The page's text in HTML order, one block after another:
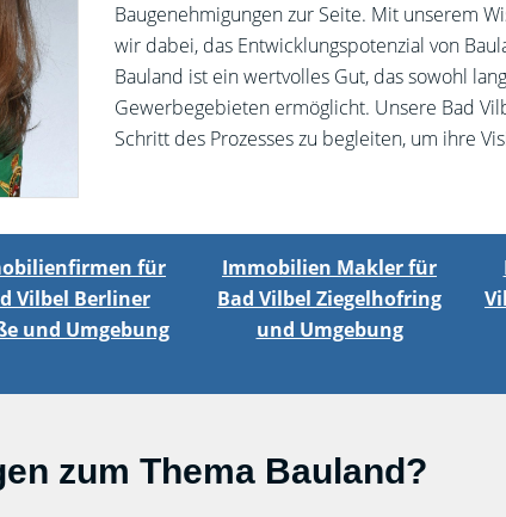
Baugenehmigungen zur Seite. Mit unserem
wir dabei, das Entwicklungspotenzial von
Bauland ist ein wertvolles Gut, das sowohl
Gewerbegebieten ermöglicht. Unsere Bad
Schritt des Prozesses zu begleiten, um ihre
für
Vilbel Berliner
und Umgebung
Immobilien Makler für
Bad Vilbel Ziegelhofring
und Umgebung
zum Thema Bauland?